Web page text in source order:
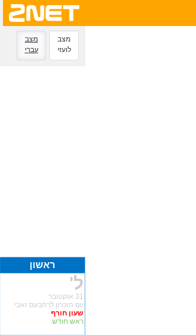
מצב
לועזי
מצב
עברי
ראשון
ל'
31 אוקטובר
יום הזכרון לרחבעם זאבי
שעון חורף
ראש חודש